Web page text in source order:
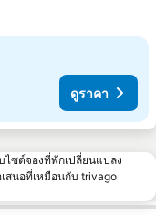
ดูราคา
ไซต์จองที่พักเปลี่ยนแปลง
สนอที่เหมือนกับ trivago